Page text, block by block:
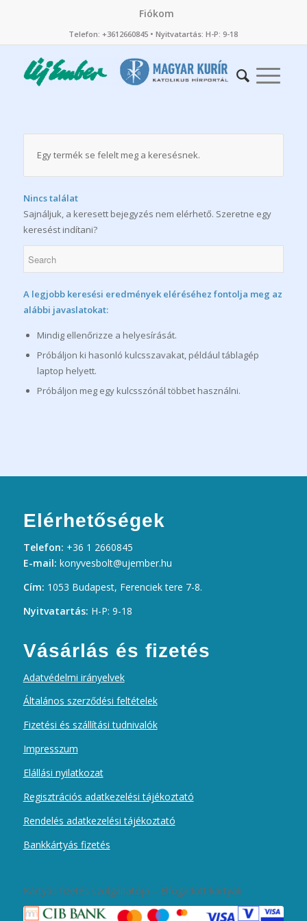
Fiókom
Telefon: +3612660845 • Nyitvatartás: H-P: 9-18
Egy termék se felelt meg a keresésnek.
Nincs találat
Sajnáljuk, a keresett bejegyzés nem elérhető. Szeretne egy
keresést indítani?
A legjobb keresési eredmények eléréséhez fontolja meg az
alábbi javaslatokat:
Mindig ellenőrizze a helyesírását.
Próbáljon ki hasonló kulcsszavakat, például táblagép
laptop helyett.
Próbáljon meg egy kulcsszónál többet használni.
Elérhetőségek
Telefon: +36 1 2660845
E-mail: konyvesbolt@ujember.hu
Cím: 1053 Budapest, Ferenciek tere 7-8.
Nyitvatartás: H-P: 9-18
Vásárlás és fizetés
Adatvédelmi irányelvek
Általános szerződési feltételek
Fizetési és szállítási tudnivalók
Impresszum
Elállási nyilatkozat
Regisztrációs adatkezelési tájékoztató
Rendelés adatkezelési tájékoztató
Bankkártyás fizetés
Kártyás fizetés szolgáltatója – Elfogadott kártyák